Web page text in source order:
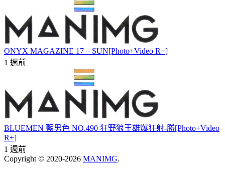
ONYX MAGAZINE 17 – SUN[Photo+Video R+]
1 週前
BLUEMEN 藍男色 NO.490 狂野狼王雄爆狂射-勝[Photo+Video
R+]
1 週前
Copyright © 2020-2026 MANIMG.